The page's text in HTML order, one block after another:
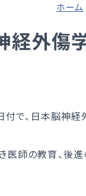
組み
online
患者様の受入れ
について
科
ホーム
経外傷
で、日本脳神
医師の教育、後